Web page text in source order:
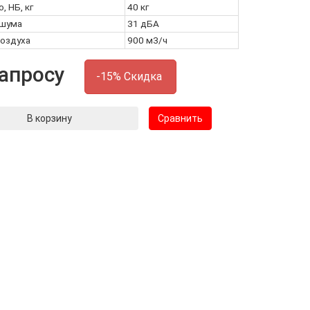
НБ, кг
40 кг
31 дБА
900 м3/ч
-15% Скидка
В корзину Сравнить